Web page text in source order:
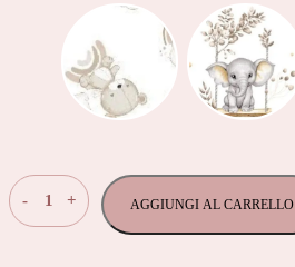
-
Cuscino
+ AGGIUNGI AL CARRELLO